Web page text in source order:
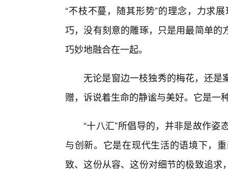
“不枝不蔓，随其形势”的理念，力求
巧，没有刻意的雕琢，只是用最简单
巧妙地融合在一起。
无论是窗边一枝独秀的梅花，还
赠，诉说着生命的静谧与美好。它是一
“十八汇”所倡导的，并非是故作
与创新。它是在现代生活的语境下，
致、这份从容、这份对细节的极致追